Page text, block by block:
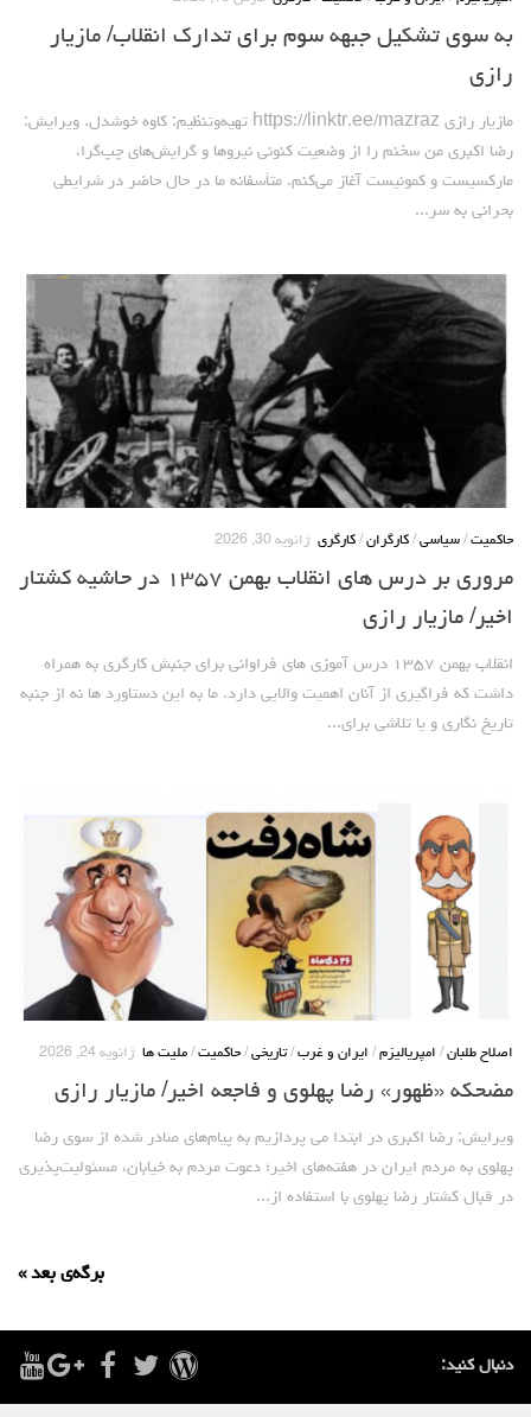
به سوی تشکیل جبهه سوم برای تدارک انقلاب/ مازیار
رازی
مازیار رازی https://linktr.ee/mazraz تهیه‌وتنظیم: کاوه خوشدل. ویرایش:
رضا اکبری من سخنم را از وضعیت کنونی نیروها و گرایش‌های چپ‌گرا،
مارکسیست و کمونیست آغاز می‌کنم. متأسفانه ما در حال حاضر در شرایطی
بحرانی به سر...
حاکمیت / سیاسی / کارگران / کارگری ژانویه 30, 2026
مروری بر درس های انقلاب بهمن ۱۳۵۷ در حاشیه کشتار
اخیر/ مازیار رازی
انقلاب بهمن ۱۳۵۷ درس آموزی های فراوانی برای جنبش کارگری به همراه
داشت که فراگیری از آنان اهمیت والایی دارد. ما به این دستاورد ها نه از جنبه
تاریخ نگاری و یا تلاشی برای...
اصلاح طلبان / امپریالیزم / ایران و غرب /تاریخی / حاکمیت / ملیت ها ژانویه 24, 2026
مضحکه «ظهور» رضا پهلوی و فاجعه اخیر/ مازیار رازی
ویرایش: رضا اکبری در ابتدا می پردازیم به پیام‌های صادر شده از سوی رضا
پهلوی به مردم ایران در هفته‌های اخیر؛ دعوت مردم به خیابان، مسئولیت‌پذیری
در قبال کشتار رضا پهلوی با استفاده از...
برگه‌ی بعد »
دنبال کنید: